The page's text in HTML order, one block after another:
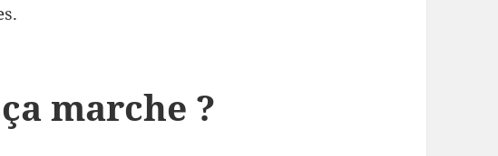
marche ?